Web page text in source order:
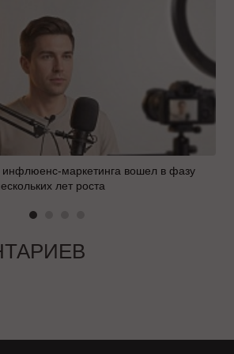
инфлюенс-маркетинга вошел в фазу
лет роста